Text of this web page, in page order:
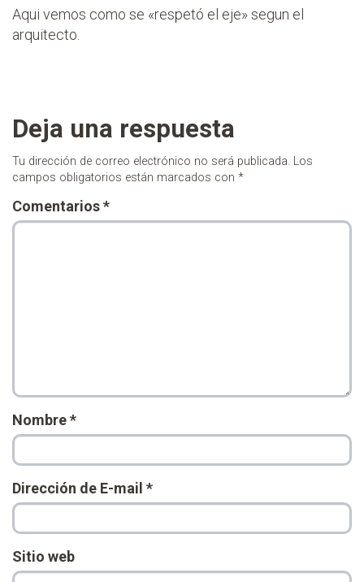
Aqui vemos como se «respetó el eje» segun el
arquitecto.
Deja una respuesta
Tu dirección de correo electrónico no será publicada. Los
campos obligatorios están marcados con *
Comentarios*
Nombre*
Dirección de E-mail *
Sitio web